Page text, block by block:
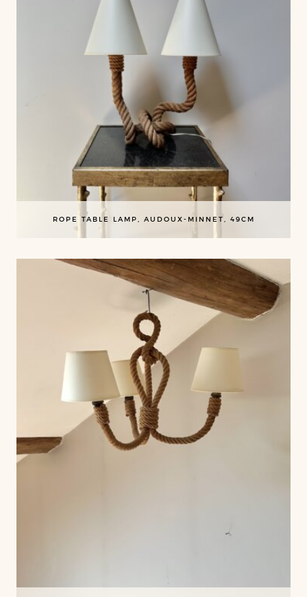
ROPE TABLE LAMP, AUDOUX-MINNET, 49CM